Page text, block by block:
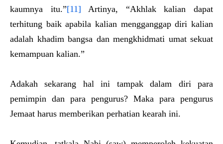
kaumnya itu.”[11] Artinya, “Akhlak kalian dapat
terhitung baik apabila kalian mengganggap diri kalian
adalah khadim bangsa dan mengkhidmati umat sekuat
kemampuan kalian.”
Adakah sekarang hal ini tampak dalam diri para
pemimpin dan para pengurus? Maka para pengurus
Jemaat harus memberikan perhatian kearah ini.